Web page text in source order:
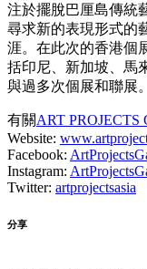
注於擺脫巴厘島傳統
尋求新的表現形式的
涯。在此次的香港個
括印尼、新加坡、馬
與過多次個展和聯展。
有關ART PROJECTS
Website:
Facebook:
Instagram:
Twitter: artprojectsasia
分享